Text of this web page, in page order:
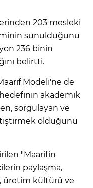
203 mesleki
sunulduğunu
236 binin
belirtti.
Modeli'ne de
akademik
sorgulayan ve
olduğunu
"Maarifin
paylaşma,
üretim kültürü ve